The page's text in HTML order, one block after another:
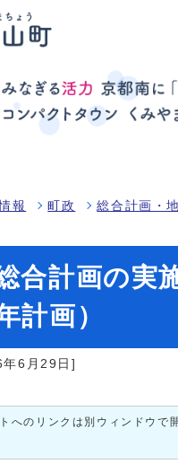
報 町政 総合計画・
合計画の実
計画）
6月29日]
へのリンクは別ウィンドウで